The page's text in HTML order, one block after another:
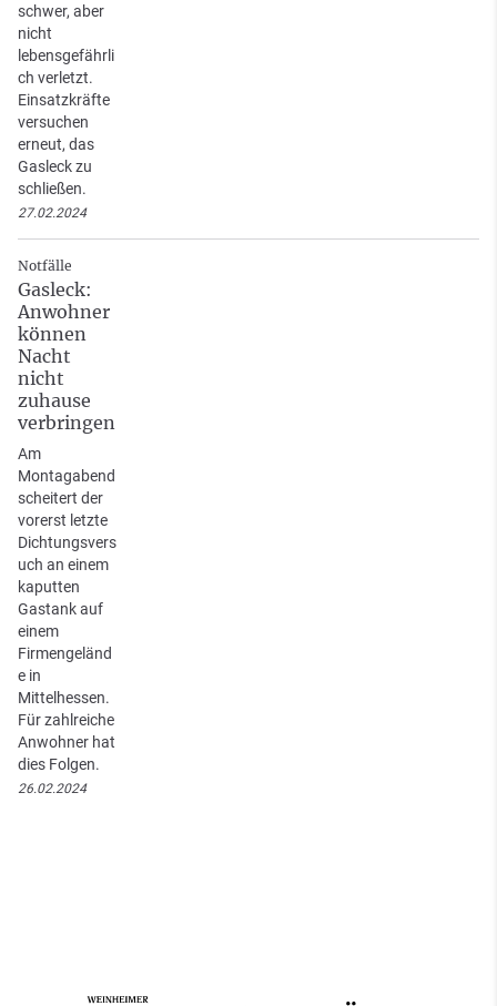
schwer, aber
nicht
lebensgefährli
ch verletzt.
Einsatzkräfte
versuchen
erneut, das
Gasleck zu
schließen.
27.02.2024
Notfälle
Gasleck:
Anwohner
können
Nacht
nicht
zuhause
verbringen
Am
Montagabend
scheitert der
vorerst letzte
Dichtungsvers
uch an einem
kaputten
Gastank auf
einem
Firmengeländ
e in
Mittelhessen.
Für zahlreiche
Anwohner hat
dies Folgen.
26.02.2024